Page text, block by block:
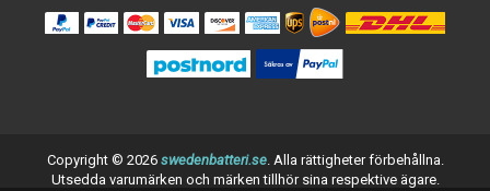
Copyright © 2026 swedenbatteri.se. Alla rättigheter förbehållna.
Utsedda varumärken och märken tillhör sina respektive ägare.